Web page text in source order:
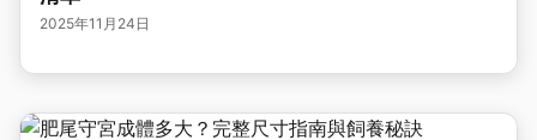
2025年11月24日